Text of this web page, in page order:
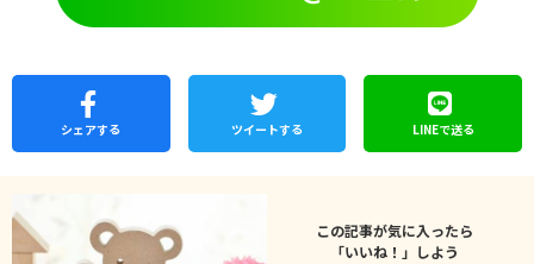
シェアする ツイートする LINEで送る
この記事が気に入ったら
「いいね！」しよう